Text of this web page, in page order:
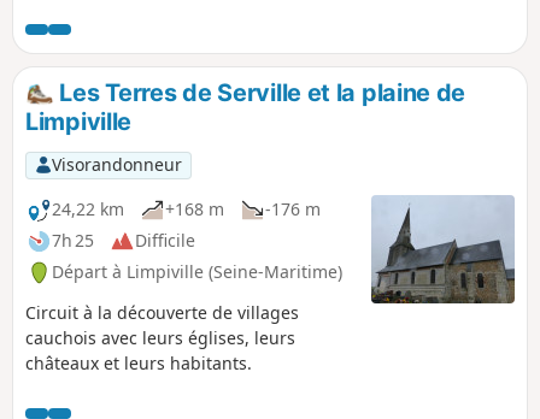
Tourisme : elle est balisée, entretenue et inscrite au PDESI
(Plan Départemental des Espaces, Sites et Itinéraires) afin
de vous assurer qualité et sécurité tout au long du
parcours.
Les Terres de Serville et la plaine de
Limpiville
Visorandonneur
24,22 km
+168 m
-176 m
7h 25
Difficile
Départ à Limpiville (Seine-Maritime)
Circuit à la découverte de villages
cauchois avec leurs églises, leurs
châteaux et leurs habitants.